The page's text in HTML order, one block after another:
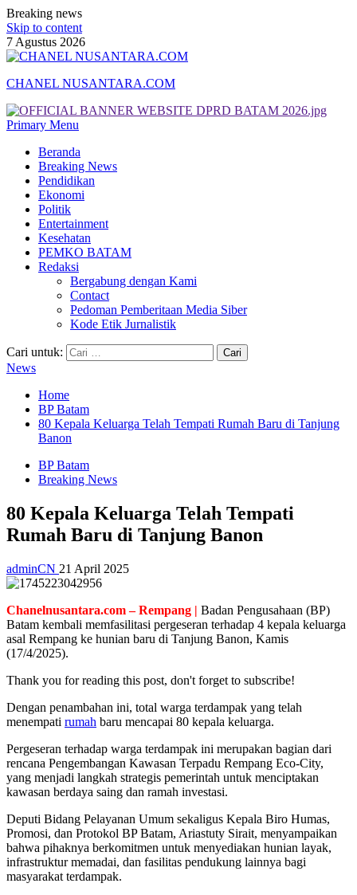
Breaking news
Skip to content
7 Agustus 2026
CHANEL NUSANTARA.COM
Primary Menu
Beranda
Breaking News
Pendidikan
Ekonomi
Politik
Entertainment
Kesehatan
PEMKO BATAM
Redaksi
Bergabung dengan Kami
Contact
Pedoman Pemberitaan Media Siber
Kode Etik Jurnalistik
Cari untuk:
News
Home
BP Batam
80 Kepala Keluarga Telah Tempati Rumah Baru di Tanjung
Banon
BP Batam
Breaking News
80 Kepala Keluarga Telah Tempati
Rumah Baru di Tanjung Banon
adminCN 21 April 2025
Chanelnusantara.com – Rempang | Badan Pengusahaan (BP)
Batam kembali memfasilitasi pergeseran terhadap 4 kepala keluarga
asal Rempang ke hunian baru di Tanjung Banon, Kamis
(17/4/2025).
Thank you for reading this post, don't forget to subscribe!
Dengan penambahan ini, total warga terdampak yang telah
menempati rumah baru mencapai 80 kepala keluarga.
Pergeseran terhadap warga terdampak ini merupakan bagian dari
rencana Pengembangan Kawasan Terpadu Rempang Eco-City,
yang menjadi langkah strategis pemerintah untuk menciptakan
kawasan berdaya saing dan ramah investasi.
Deputi Bidang Pelayanan Umum sekaligus Kepala Biro Humas,
Promosi, dan Protokol BP Batam, Ariastuty Sirait, menyampaikan
bahwa pihaknya berkomitmen untuk menyediakan hunian layak,
infrastruktur memadai, dan fasilitas pendukung lainnya bagi
masyarakat terdampak.